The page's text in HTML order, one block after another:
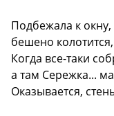
Подбежала к
бешено
Когда все-таки
а там Сережка...
Оказывается,